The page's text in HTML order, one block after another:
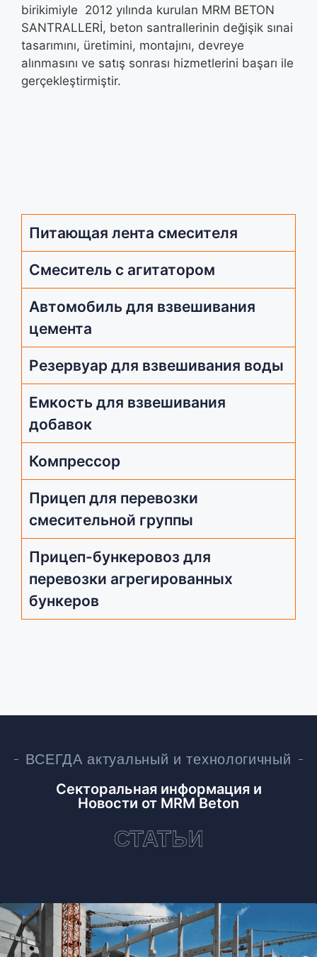
birikimiyle 2012 yılında kurulan MRM BETON
SANTRALLERİ, beton santrallerinin değişik sınai
tasarımını, üretimini, montajını, devreye
alınmasını ve satış sonrası hizmetlerini başarı ile
gerçekleştirmiştir.
Питающая лента смесителя
Смеситель с агитатором
Автомобиль для взвешивания
цемента
Резервуар для взвешивания воды
Емкость для взвешивания
добавок
Компрессор
Прицеп для перевозки
смесительной группы
Прицеп-бункеровоз для
перевозки агрегированных
бункеров
ВСЕГДА актуальный и технологичный
Секторальная информация и
Новости от MRM Beton
СТАТЬИ